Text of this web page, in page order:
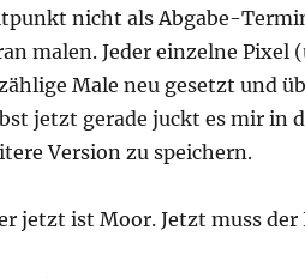
nicht als Abgabe-
malen. Jeder einzelne Pixel
Male neu gesetzt und
jetzt gerade juckt es mir in
Version zu speichern.
jetzt ist Moor. Jetzt muss der